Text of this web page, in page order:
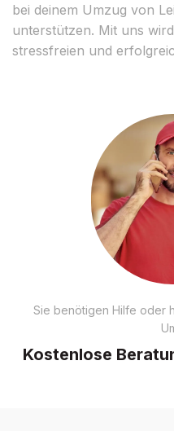
bei deinem Umzug von
unterstützen. Mit uns
stressfreien und
Sie benötigen Hilfe oder
Kostenlose